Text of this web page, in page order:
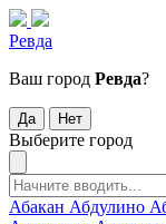
Ревда
Ваш город Ревда?
Да Нет
Выберите город
Абакан Абдулино